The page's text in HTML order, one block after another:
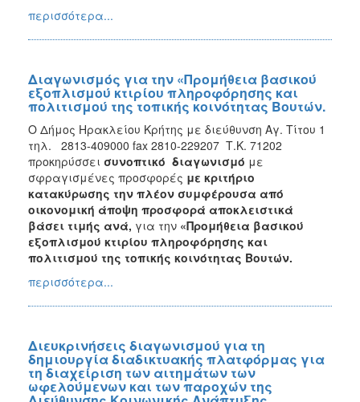
περισσότερα...
Διαγωνισμός για την «Προμήθεια βασικού
εξοπλισμού κτιρίου πληροφόρησης και
πολιτισμού της τοπικής κοινότητας Βουτών.
Ο Δήμος Ηρακλείου Κρήτης με διεύθυνση Αγ. Τίτου 1
τηλ. 2813-409000 fax 2810-229207 Τ.Κ. 71202
προκηρύσσει συνοπτικό διαγωνισμό με
σφραγισμένες προσφορές με κριτήριο
κατακύρωσης την πλέον συμφέρουσα από
οικονομική άποψη προσφορά αποκλειστικά
βάσει τιμής ανά, για την «Προμήθεια βασικού
εξοπλισμού κτιρίου πληροφόρησης και
πολιτισμού της τοπικής κοινότητας Βουτών.
περισσότερα...
Διευκρινήσεις διαγωνισμού για τη
δημιουργία διαδικτυακής πλατφόρμας για
τη διαχείριση των αιτημάτων των
ωφελούμενων και των παροχών της